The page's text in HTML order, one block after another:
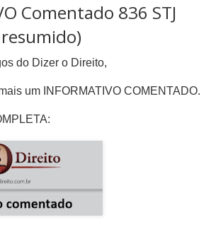
Comentado 836 STJ
do Dizer o Direito,
um INFORMATIVO COMENTADO.